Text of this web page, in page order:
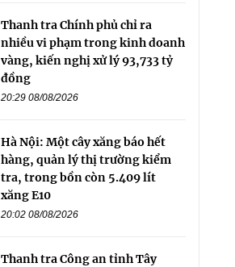
Thanh tra Chính phủ chỉ ra
nhiều vi phạm trong kinh doanh
vàng, kiến nghị xử lý 93,733 tỷ
đồng
20:29 08/08/2026
Hà Nội: Một cây xăng báo hết
hàng, quản lý thị trường kiểm
tra, trong bồn còn 5.409 lít
xăng E10
20:02 08/08/2026
Thanh tra Công an tỉnh Tây